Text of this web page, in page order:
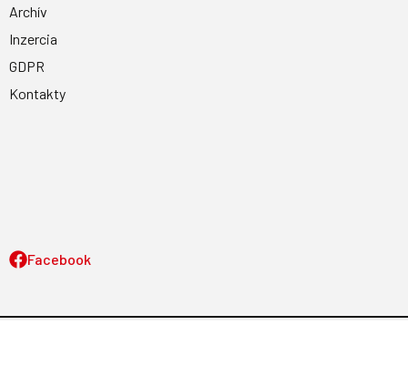
Archív
Inzercia
GDPR
Kontakty
Magnetpress.online© 2023 Všetky práva vyhradené. Dizajn a